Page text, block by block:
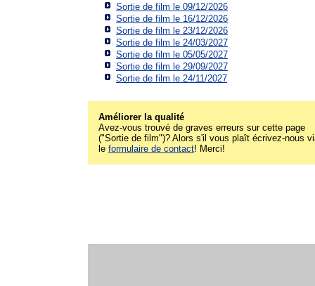
Sortie de film le 09/12/2026
Sortie de film le 16/12/2026
Sortie de film le 23/12/2026
Sortie de film le 24/03/2027
Sortie de film le 05/05/2027
Sortie de film le 29/09/2027
Sortie de film le 24/11/2027
Améliorer la qualité
Avez-vous trouvé de graves erreurs sur cette page
("Sortie de film")? Alors s'il vous plaît écrivez-nous
le formulaire de contact! Merci!